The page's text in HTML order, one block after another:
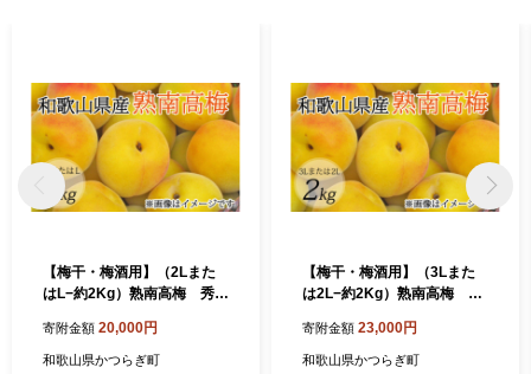
【梅干・梅酒用】（2Lまた
はL−約2Kg）熟南高梅 秀優
上旬発送予定】【ART04】
寄附金額 20,000円
和歌山県かつらぎ町
【梅干・梅酒用】（3Lまた
は2L−約2Kg）熟南高梅 秀
月上旬ごろ発送予定】【ART
06】
寄附金額 23,000円
和歌山県かつらぎ町